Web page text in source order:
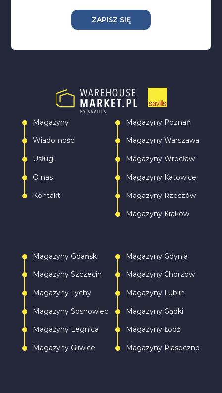
ZAPISZ SIĘ
Magazyny
Wiadomości
Usługi
O nas
Kontakt
Magazyny Poznań
Magazyny Warszawa
Magazyny Wrocław
Magazyny Katowice
Magazyny Rzeszów
Magazyny Kraków
Magazyny Gdańsk
Magazyny Szczecin
Magazyny Tychy
Magazyny Sosnowiec
Magazyny Legnica
Magazyny Gliwice
Magazyny Gdynia
Magazyny Chorzów
Magazyny Lublin
Magazyny Gądki
Magazyny Łódź
Magazyny Piaseczno